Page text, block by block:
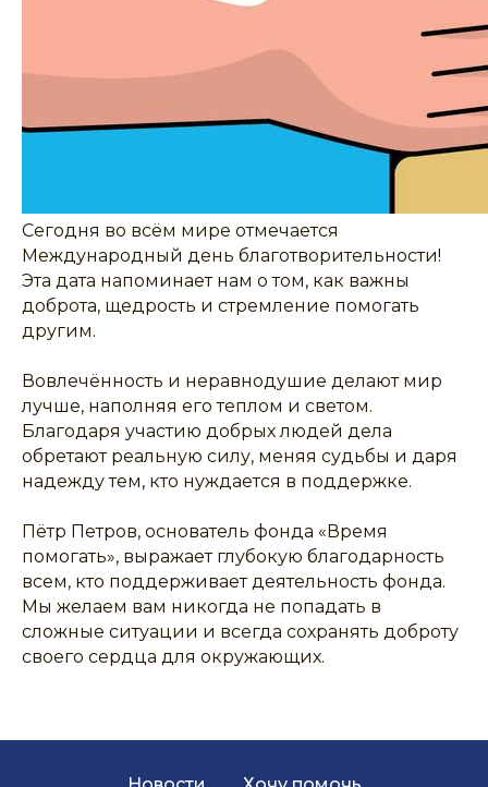
Сегодня во всём мире отмечается
Международный день благотворительности!
Эта дата напоминает нам о том, как важны
доброта, щедрость и стремление помогать
другим.
Вовлечённость и неравнодушие делают мир
лучше, наполняя его теплом и светом.
Благодаря участию добрых людей дела
обретают реальную силу, меняя судьбы и даря
надежду тем, кто нуждается в поддержке.
Пётр Петров, основатель фонда «Время
помогать», выражает глубокую благодарность
всем, кто поддерживает деятельность фонда.
Мы желаем вам никогда не попадать в
сложные ситуации и всегда сохранять доброту
своего сердца для окружающих.